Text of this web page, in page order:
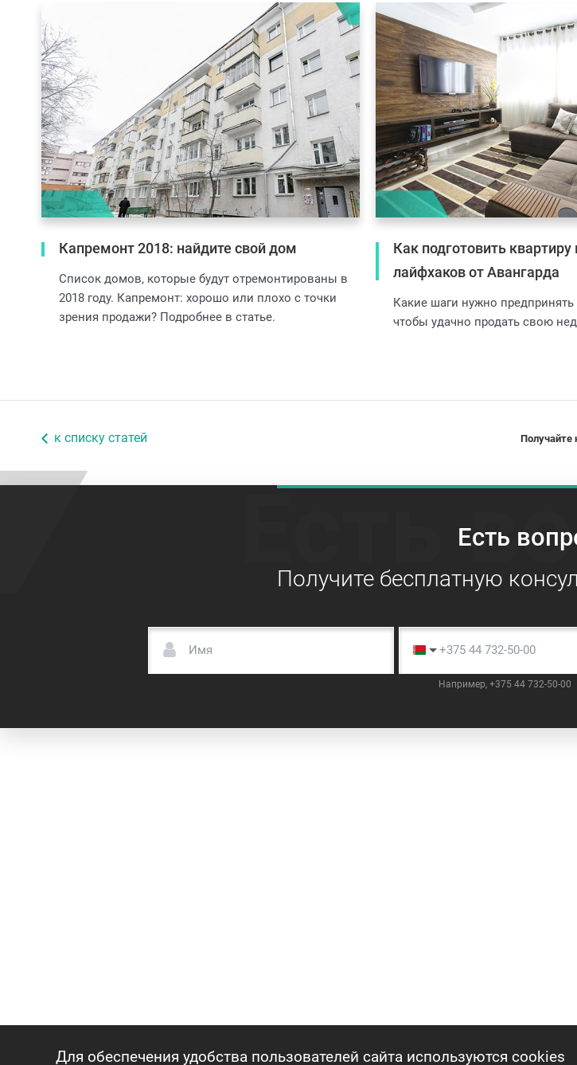
Капремонт 2018: найдите свой дом
Список домов, которые будут отремонтированы в
2018 году. Капремонт: хорошо или плохо с точки
зрения продажи? Подробнее в статье.
Как подготовить
лайфхаков от Авангарда
Какие шаги нужно предпринять
чтобы удачно продать свою
к списку статей Получайте
Есть
Есть
Получите бесплатную
Например, +375 44 732-50-00
Для обеспечения удобства пользователей сайта используются cookies